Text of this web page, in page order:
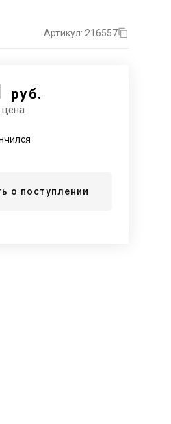
Артикул: 216557
руб.
о поступлении